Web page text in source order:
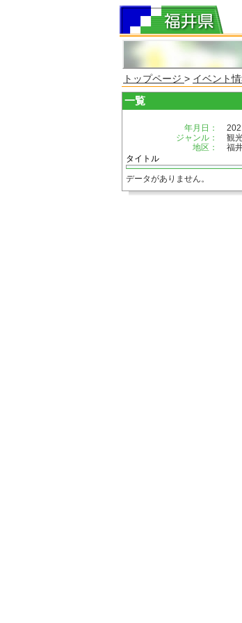
トップページ > イベント
一覧
年月日：
ジャンル：
観
地区：
福
タイトル
データがありません。